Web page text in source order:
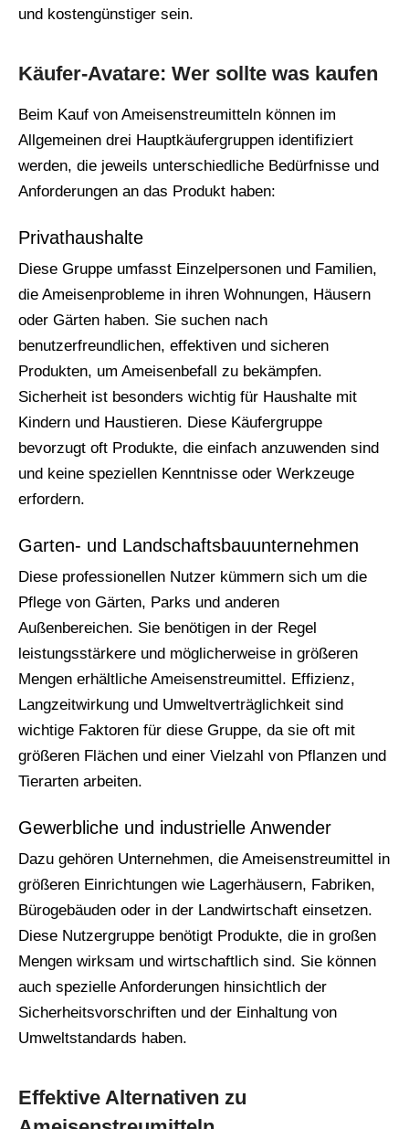
und kostengünstiger sein.
Käufer-Avatare: Wer sollte was kaufen
Beim Kauf von Ameisenstreumitteln können im
Allgemeinen drei Hauptkäufergruppen identifiziert
werden, die jeweils unterschiedliche Bedürfnisse und
Anforderungen an das Produkt haben:
Privathaushalte
Diese Gruppe umfasst Einzelpersonen und Familien,
die Ameisenprobleme in ihren Wohnungen, Häusern
oder Gärten haben. Sie suchen nach
benutzerfreundlichen, effektiven und sicheren
Produkten, um Ameisenbefall zu bekämpfen.
Sicherheit ist besonders wichtig für Haushalte mit
Kindern und Haustieren. Diese Käufergruppe
bevorzugt oft Produkte, die einfach anzuwenden sind
und keine speziellen Kenntnisse oder Werkzeuge
erfordern.
Garten- und Landschaftsbauunternehmen
Diese professionellen Nutzer kümmern sich um die
Pflege von Gärten, Parks und anderen
Außenbereichen. Sie benötigen in der Regel
leistungsstärkere und möglicherweise in größeren
Mengen erhältliche Ameisenstreumittel. Effizienz,
Langzeitwirkung und Umweltverträglichkeit sind
wichtige Faktoren für diese Gruppe, da sie oft mit
größeren Flächen und einer Vielzahl von Pflanzen und
Tierarten arbeiten.
Gewerbliche und industrielle Anwender
Dazu gehören Unternehmen, die Ameisenstreumittel in
größeren Einrichtungen wie Lagerhäusern, Fabriken,
Bürogebäuden oder in der Landwirtschaft einsetzen.
Diese Nutzergruppe benötigt Produkte, die in großen
Mengen wirksam und wirtschaftlich sind. Sie können
auch spezielle Anforderungen hinsichtlich der
Sicherheitsvorschriften und der Einhaltung von
Umweltstandards haben.
Effektive Alternativen zu